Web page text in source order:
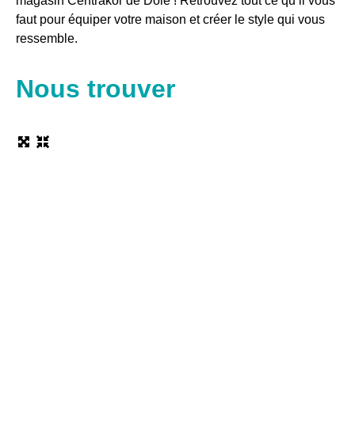
faut pour équiper votre maison et créer le style qui vous
ressemble.
Nous trouver